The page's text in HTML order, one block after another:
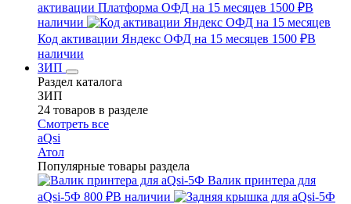
активации Платформа ОФД на 15 месяцев 1500 ₽В
наличии
Код активации Яндекс ОФД на 15 месяцев 1500 ₽В
наличии
ЗИП
Раздел каталога
ЗИП
24 товаров в разделе
Смотреть все
aQsi
Атол
Популярные товары раздела
Валик принтера для
aQsi-5Ф 800 ₽В наличии